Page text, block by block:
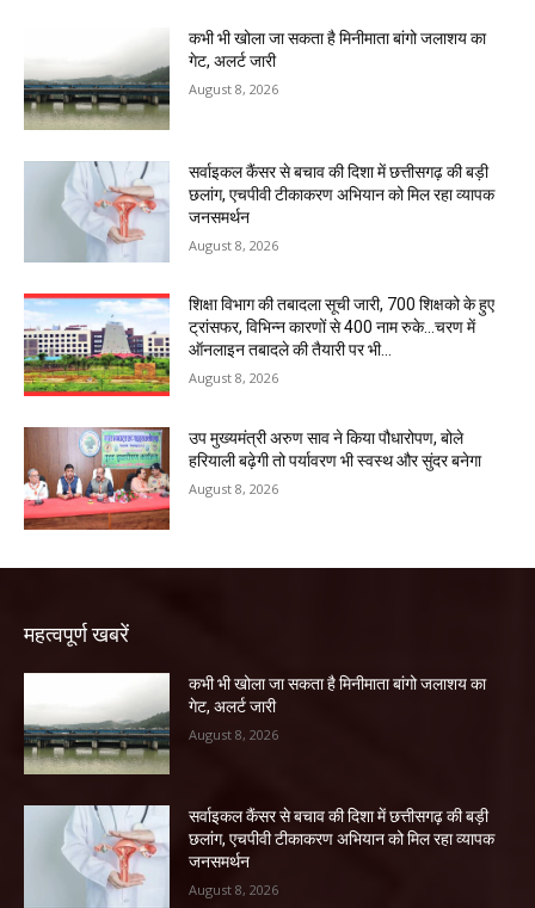
कभी भी खोला जा सकता है मिनीमाता बांगो जलाशय का
गेट, अलर्ट जारी
August 8, 2026
सर्वाइकल कैंसर से बचाव की दिशा में छत्तीसगढ़ की बड़ी
छलांग, एचपीवी टीकाकरण अभियान को मिल रहा व्यापक
जनसमर्थन
August 8, 2026
शिक्षा विभाग की तबादला सूची जारी, 700 शिक्षको के हुए
ट्रांसफर, विभिन्न कारणों से 400 नाम रुके…चरण में
ऑनलाइन तबादले की तैयारी पर भी...
August 8, 2026
उप मुख्यमंत्री अरुण साव ने किया पौधारोपण, बोले
हरियाली बढ़ेगी तो पर्यावरण भी स्वस्थ और सुंदर बनेगा
August 8, 2026
महत्वपूर्ण खबरें
कभी भी खोला जा सकता है मिनीमाता बांगो जलाशय का
गेट, अलर्ट जारी
August 8, 2026
सर्वाइकल कैंसर से बचाव की दिशा में छत्तीसगढ़ की बड़ी
छलांग, एचपीवी टीकाकरण अभियान को मिल रहा व्यापक
जनसमर्थन
August 8, 2026